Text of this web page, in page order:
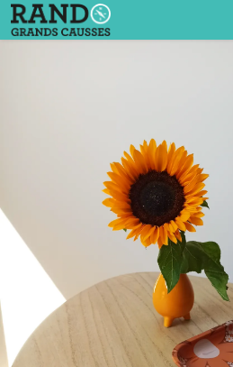
Chez Christophe & Stéphanie-2